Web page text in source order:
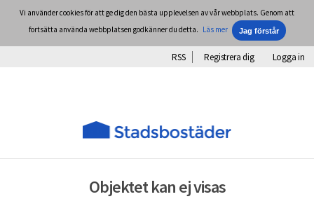
Vi använder cookies för att ge dig den bästa upplevelsen av vår webbplats. Genom att
fortsätta använda webbplatsen godkänner du detta. Läs mer
Logga in
Registrera dig
RSS
Objektet kan ej visas